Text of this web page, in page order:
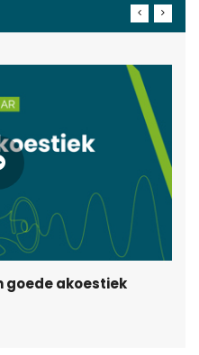
goede akoestiek